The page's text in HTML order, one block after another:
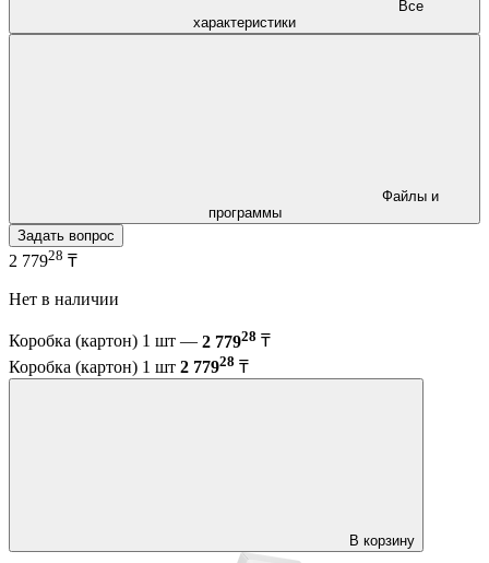
характеристики
программы
Задать вопрос
2 77928 ₸
Нет в наличии
Коробка (картон) 1 шт — 2 77928 ₸
Коробка (картон) 1 шт 2 77928 ₸
В корзину